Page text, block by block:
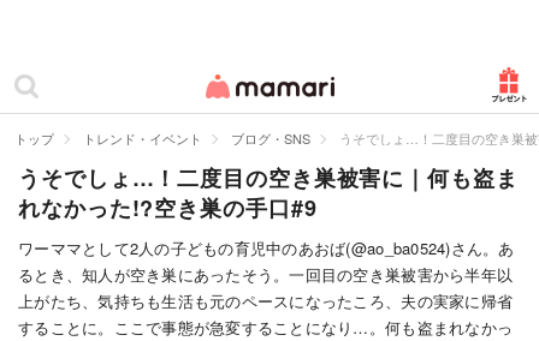
ママリ
カテゴリー一覧
妊娠
出産
赤ちゃん・育児
子育て・家族
トップ トレンド・イベント ブログ・SNS うそでしょ…！二度目の空き巣
うそでしょ…！二度目の空き巣被害に｜何も盗ま
れなかった!?空き巣の手口#9
ワーママとして2人の子どもの育児中のあおば(@ao_ba0524)さん。あ
るとき、知人が空き巣にあったそう。一回目の空き巣被害から半年以
上がたち、気持ちも生活も元のペースになったころ、夫の実家に帰省
することに。ここで事態が急変することになり…。何も盗まれなかっ